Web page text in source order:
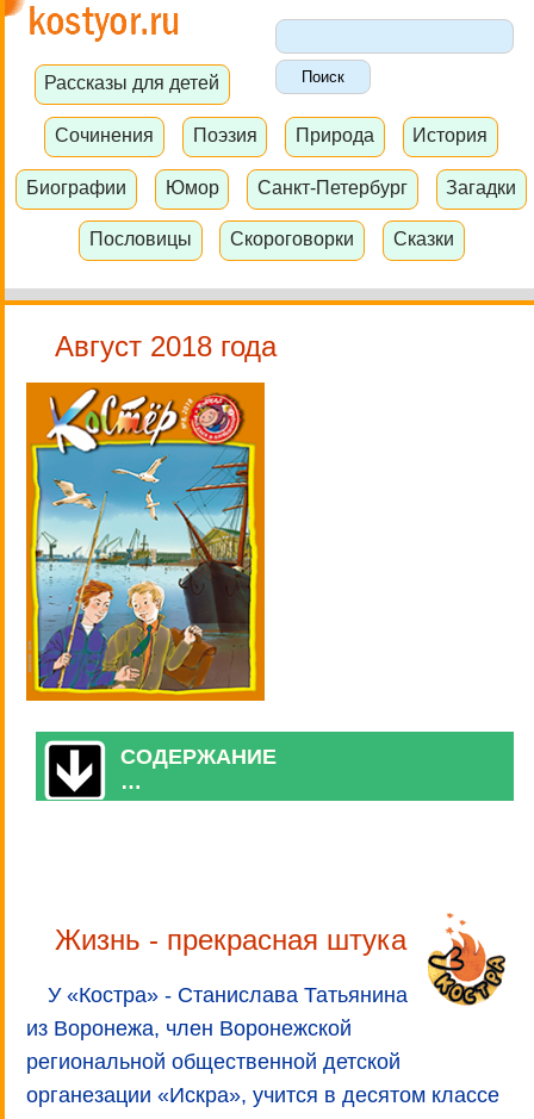
Рассказы для детей
Сочинения Поэзия Природа История
Биографии Юмор Санкт-Петербург Загадки
Пословицы Скороговорки Сказки
Август 2018 года
СОДЕРЖАНИЕ
…
Жизнь - прекрасная штука
У «Костра» - Станислава Татьянина
из Воронежа, член Воронежской
региональной общественной детской
органезации «Искра», учится в десятом классе